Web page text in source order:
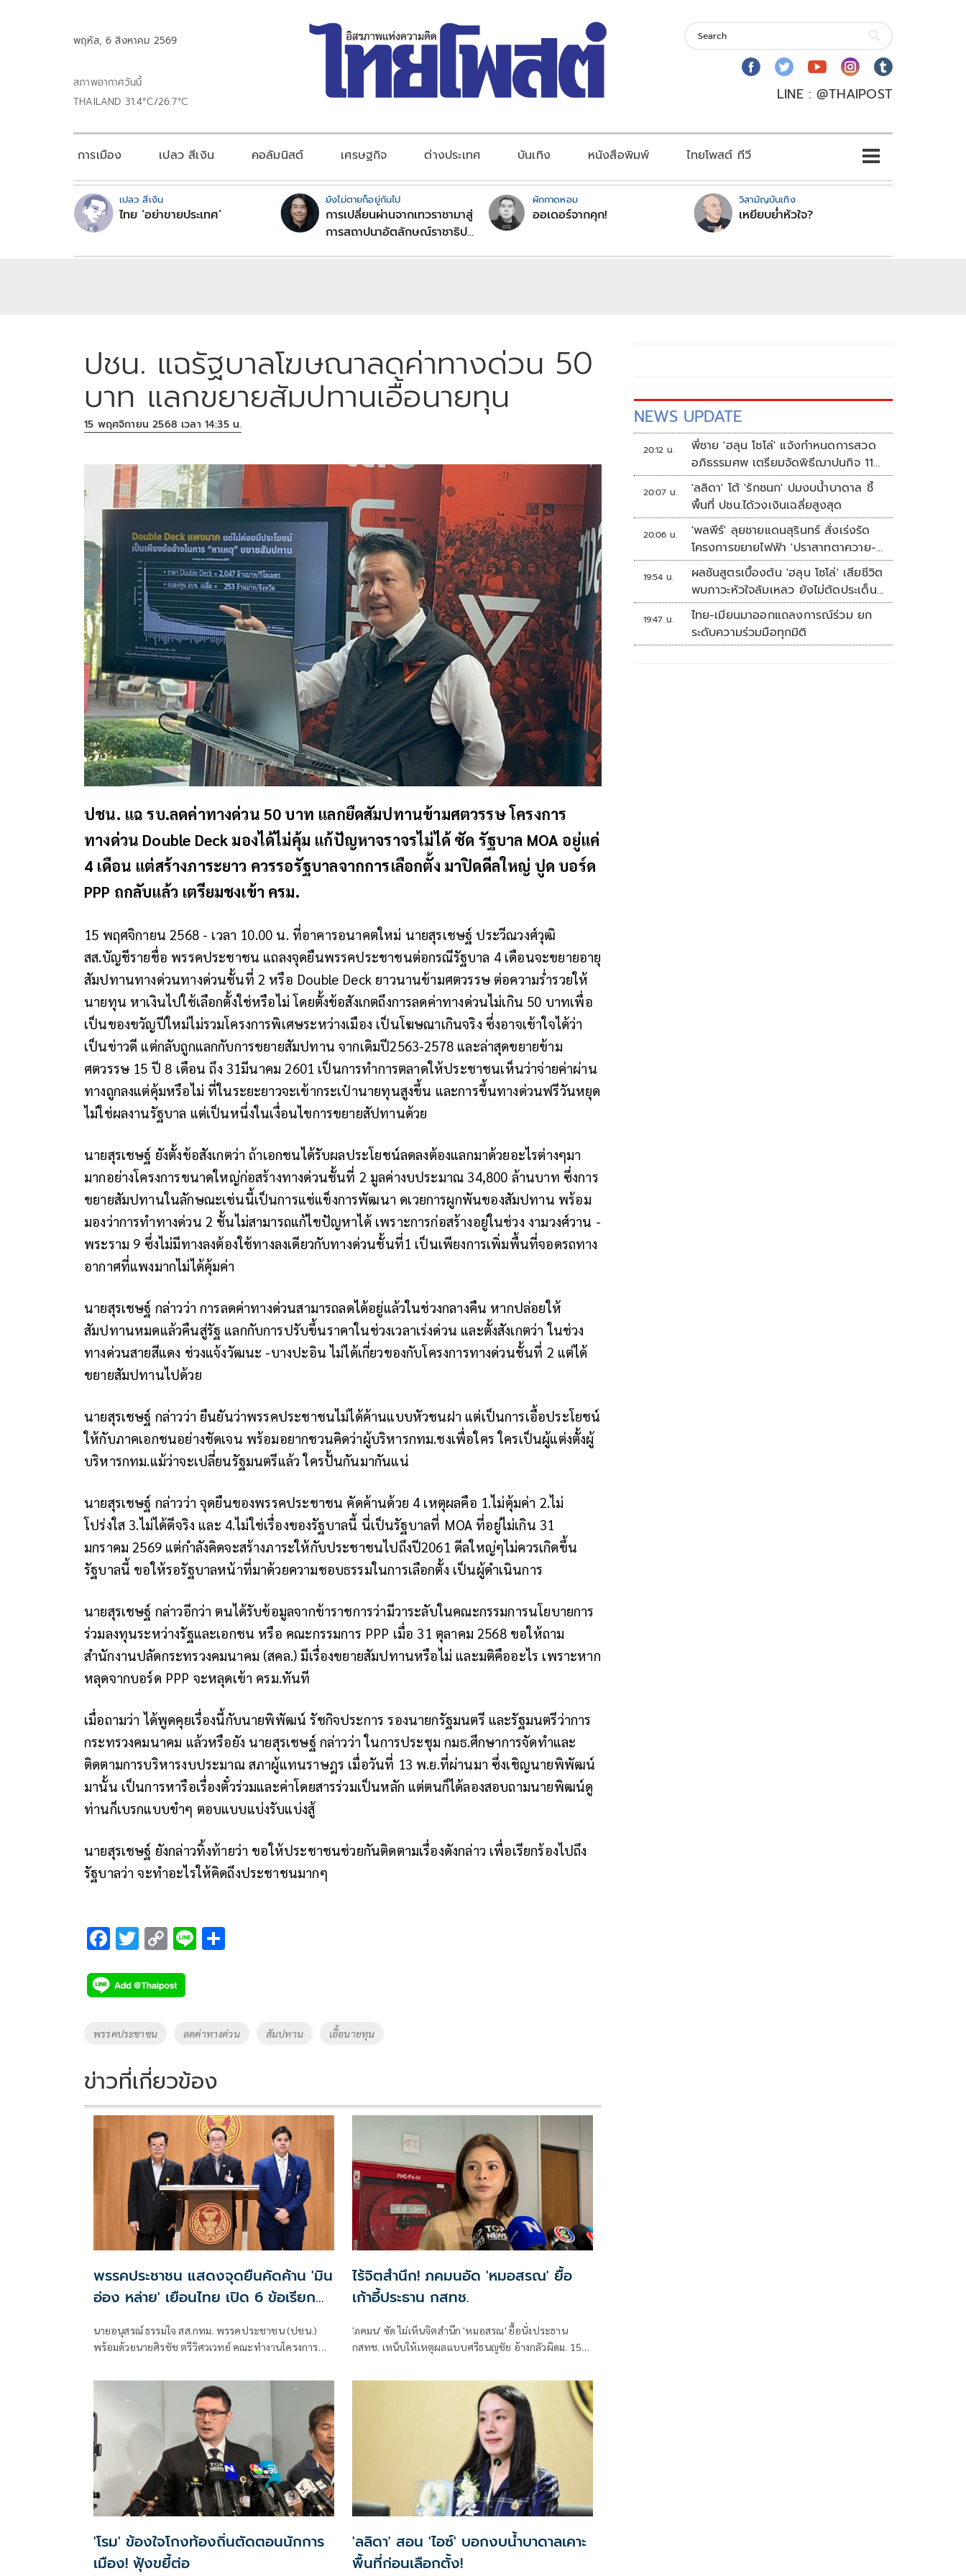
พฤหัส, 6 สิงหาคม 2569
สภาพอากาศวันนี้
THAILAND 31.4°C/26.7°C
LINE : @THAIPOST
การเมือง เปลว สีเงิน คอลัมนิสต์ เศรษฐกิจ ต่างประเทศ บันเทิง หนังสือพิมพ์ ไทยโพสต์ ทีวี
เปลว สีเงิน
ไทย ‘อย่าขายประเทศ’
ยังไม่ตายก็อยู่กันไป
การเปลี่ยนผ่านจากเทวราชามาสู่
การสถาปนาอัตลักษณ์ราชาธิป
ผักกาดหอม
ออเดอร์จากคุก!
วิสามัญบันเทิง
เหยียบย่ำหัวใจ?
ปชน.​ แฉรัฐบาลโฆษณาลดค่าทางด่วน ​50
บาท​ แลกขยายสัมปทานเอื้อนายทุน
15 พฤศจิกายน 2568 เวลา 14:35 น.
ปชน.​ แฉ รบ.ลดค่าทางด่วน ​50 บาท​ แลกยืดสัมปทานข้ามศตวรรษ​ โครงการ
ทางด่วน Double Deck มองได้ไม่คุ้ม​ แก้ปัญหาจราจรไม่ได้​ ซัด​ รัฐบาล​ MOA​ อยู่แค่
4 เดือน​ แต่สร้างภาระยาว ควรรอรัฐบาลจากการเลือกตั้ง มา​ปิดดีลใหญ่​ ปูด บอร์ด
PPP ถกลับแล้ว เตรียมชงเข้า ครม.
15 พฤศจิกายน 2568 - เวลา 10.00 น. ที่อาคารอนาคตใหม่ นายสุรเชษฐ์ ประวีณวงศ์วุฒิ​
สส.บัญชี​รายชื่อ​ พรรค​ประชาชน แถลงจุดยืนพรรคประชาชนต่อกรณีรัฐบาล 4 เดือนจะขยายอายุ
สัมปทานทางด่วนทางด่วนชั้นที่​ 2​ หรือ​ Double Deck ยาวนานข้ามศตวรรษ ต่อความร่ำรวยให้
นายทุน หาเงินไปใช้เลือกตั้งใช่หรือไม่​ โดยตั้งข้อสังเกตถึงการลดค่าทางด่วนไม่เกิน 50 บาทเพื่อ
เป็นของขวัญปีใหม่​ไม่รวมโครงการพิเศษระหว่างเมือง​ เป็นโฆษณาเกินจริง​ ซึ่งอาจเข้าใจได้ว่า
เป็นข่าวดี​ แต่กลับถูกแลกกับการขยายสัมปทาน​ จากเดิม​ปี​2563-2578 และล่าสุดขยายข้าม
ศตวรรษ​ 15 ปี​ 8 เดือน​ ถึง​ 31มีนาคม​ 2601 เป็นการทำการตลาดให้ประชาชนเห็นว่าจ่ายค่าผ่าน
ทางถูกลงแต่คุ้มหรือไม่​ ที่ในระยะยาวจะเข้ากระเป๋านายทุนสูงขึ้น​ และการขึ้นทางด่วนฟรีวันหยุด
ไม่ใช่ผลงานรัฐบาล​ แต่เป็นหนึ่งในเงื่อนไขการขยายสัปทานด้วย
นายสุรเชษฐ์ ยังตั้งข้อสังเกตว่า ถ้าเอกชนได้รับผลประโยชน์​ลดลง​ต้องแลกมาด้วยอะไร​ต่างๆมา
มากอย่างโครงการขนาดใหญ่ก่อสร้างทางด่วนชั้นที่​ 2 มูลค่า​งบ​ประมาณ 34,800 ล้านบาท​ ซึ่งการ
ขยายสัมปทานในลักษณะเช่นนี้เป็นการแช่แข็งการพัฒนา​ ดเวยการผูกพัน​ของสัมปทาน​ พร้อม
มองว่าการทำทางด่วน​ 2 ชั้นไม่สามารถแก้ไขปัญหาได้​ เพราะการก่อสร้างอยู่ในช่วง​ งามวงศ์วาน​ -​
พระราม​ 9 ซึ่งไม่มีทางลง​ต้องใช้ทางลงเดียวกับทางด่วนชั้นที่​1 เป็นเพียงการเพิ่มพื้นที่จอดรถทาง
อากาศที่แพงมากไม่ได้คุ้มค่า​
นายสุรเชษฐ์ กล่าวว่า การลดค่าทางด่วนสามารถลดได้อยู่แล้วในช่วงกลางคืน​ หากปล่อยให้
สัมปทานหมดแล้วคืนสู่รัฐ​ แลกกับการปรับขึ้นราคาในช่วงเวลาเร่งด่วน​ และตั้งสังเกตว่า​ ในช่วง
ทางด่วนสายสีแดง​ ช่วงแจ้งวัฒนะ​ -​บางปะอิน​ ไม่ได้เกี่ยวของกับโครงการทางด่วนชั้น​ที่​ 2 แต่ได้​
ขยายสัมปทานไปด้วย​
นายสุรเชษฐ์ กล่าวว่า ยืนยันว่าพรรคประชาชนไม่ได้ค้านแบบหัวชนฝา​ แต่เป็นการเอื้อประโยชน์
ให้กับภาคเอกชนอย่างชัดเจน​ พร้อมอยากชวนคิดว่าผู้บริหารกทม.ชงเพื่อใคร​ ใครเป็นผู้แต่งตั้งผู้
บริหารกทม.แม้ว่าจะเปลี่ยน​รัฐมนตรีแล้ว​ ใครปั้นกันมากันแน่
นายสุรเชษฐ์ กล่าวว่า จุดยืนของพรรคประชาชน คัดค้านด้วย 4 เหตุผลคือ​ 1.ไม่คุ้มค่า​ 2.ไม่
โปร่งใส​ 3.ไม่ได้ดีจริง และ 4.ไม่ใช่เรื่องของรัฐบาลนี้​ นี่เป็นรัฐบาลที่ MOA ที่อยู่ไม่เกิน 31
มกราคม 2569​ แต่กำลังคิดจะสร้างภาระให้กับประชาชนไปถึงปี​2061 ดีลใหญ่ๆไม่ควรเกิดขึ้น
รัฐบาลนี้​ ขอให้รอรัฐบาลหน้าที่มาด้วยความชอบธรรมในการเลือกตั้ง​ ​เป็นผู้ดำเนินการ​
นายสุรเชษฐ์ กล่าวอีกว่า ตนได้รับข้อมูลจากข้าราชการว่ามีวาระลับในคณะกรรมการนโยบายการ
ร่วมลงทุนระหว่างรัฐและเอกชน หรือ​ คณะกรรมการ PPP เมื่อ 31 ตุลาคม 2568 ขอให้ถาม​
สำนักงานปลัดกระทรวงคมนาคม​ (สคล.) มีเรื่องขยายสัมปทานหรือไม่​ และมติคืออะไร​ เพราะหาก
หลุดจากบอร์ด PPP จะหลุดเข้า ครม.ทันที
เมื่อถามว่า ได้พูดคุยเรื่องนี้กับนายพิพัฒน์ รัชกิจประการ รองนายกรัฐมนตรี และรัฐมนตรีว่าการ
กระทรวงคมนาคม แล้วหรือยัง นายสุรเชษฐ์ กล่าวว่า ในการประชุม กมธ.ศึกษาการจัดทำและ
ติดตามการบริหารงบประมาณ สภาผู้แทนราษฎร เมื่อวันที่ 13 พ.ย.ที่ผ่านมา ซึ่งเชิญนายพิพัฒน์
มานั้น เป็นการหารือเรื่องตั๋วร่วมและค่าโดยสารร่วมเป็นหลัก แต่ตนก็ได้ลองสอบถามนายพิฒน์ดู
ท่านก็เบรกแบบขำๆ ตอบแบบแบ่งรับแบ่งสู้
นายสุรเชษฐ์ ยังกล่าวทิ้งท้ายว่า ขอให้ประชาชนช่วยกันติดตามเรื่องดังกล่าว เพื่อเรียกร้องไปถึง
รัฐบาลว่า จะทำอะไรให้คิดถึงประชาชนมากๆ
F
e
b
o
k
T
tt
er
C
p
y
Li
k
Li
Tags
พรรคประชาชน ลดค่าทางด่วน สัมปทาน เอื้อนายทุน
ข่าวที่เกี่ยวข้อง
พรรคประชาชน แสดงจุดยืนคัดค้าน 'มิน
อ่อง หล่าย' เยือนไทย เปิด 6 ข้อเรียก
นายอนุสรณ์ ธรรมใจ สส.กทม. พรรคประชาชน (ปชน.)
พร้อมด้วยนายศิรชัช ตรีวิศวเวทย์ คณะทำงานโครงการ
ชน และการพัฒนาอย่างยั่งยืน แถลงคัดค้านการเยือนไทย
อย่างเป็นทางการของพลเอกอาวุโส มิน ออง ไลง์
ไร้จิตสำนึก! ภคมนอัด 'หมอสรณ' ยื้อ
เก้าอี้ประธาน กสทช.
'ภคมน' ซัด ไม่เห็นจิตสำนึก 'หมอสรณ' ยื้อนั่งประธาน
กสทช. เหน็บให้เหตุผลแบบศรีธนญชัย อ้างกลัวผิดม. 157
เกล้าฯปลดพ้นตำแหน่งได้แล้ว
'โรม' ข้องใจโกงท้องถิ่นตัดตอนนักการ
เมือง! ฟุ้งขยี้ต่อ
'ลลิดา' สอน 'ไอซ์' บอกงบน้ำบาดาลเคาะ
พื้นที่ก่อนเลือกตั้ง!
NEWS UPDATE
20:12 น.
พี่ชาย 'ฮลุน โซโล่' แจ้งกำหนดการสวด
อภิธรรมศพ เตรียมจัดพิธีฌาปนกิจ 11
ส.ค.
20:07 น.
'ลลิดา' โต้ 'รักชนก' ปมงบน้ำบาดาล ชี้
พื้นที่ ปชน.ได้วงเงินเฉลี่ยสูงสุด
20:06 น.
'พลพีร์' ลุยชายแดนสุรินทร์ สั่งเร่งรัด
โครงการขยายไฟฟ้า 'ปราสาทตาควาย-
เนิน 350'
19:54 น.
ผลชันสูตรเบื้องต้น 'ฮลุน โซโล่' เสียชีวิต
พบภาวะหัวใจล้มเหลว ยังไม่ตัดประเด็น
สารพิษ รอจอร์เจียส่งผลตรวจครั้งแรก
19:47 น.
ไทย-เมียนมาออกแถลงการณ์ร่วม ยก
ระดับความร่วมมือทุกมิติ